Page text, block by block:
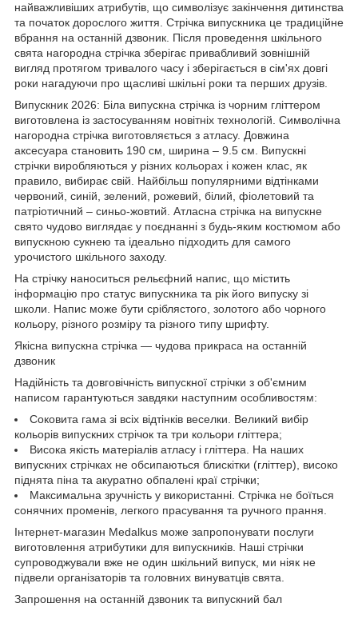
найважливіших атрибутів, що символізує закінчення дитинства
та початок дорослого життя. Стрічка випускника це традиційне
вбрання на останній дзвоник. Після проведення шкільного
свята нагородна стрічка зберігає привабливий зовнішній
вигляд протягом тривалого часу і зберігається в сім'ях довгі
роки нагадуючи про щасливі шкільні роки та перших друзів.
Випускник 2026: Біла випускна стрічка із чорним гліттером
виготовлена із застосуванням новітніх технологій. Символічна
нагородна стрічка виготовляється з атласу. Довжина
аксесуара становить 190 см, ширина – 9.5 см. Випускні
стрічки виробляються у різних кольорах і кожен клас, як
правило, вибирає свій. Найбільш популярними відтінками
червоний, синій, зелений, рожевий, білий, фіолетовий та
патріотичний – синьо-жовтий. Атласна стрічка на випускне
свято чудово виглядає у поєднанні з будь-яким костюмом або
випускною сукнею та ідеально підходить для самого
урочистого шкільного заходу.
На стрічку наноситься рельєфний напис, що містить
інформацію про статус випускника та рік його випуску зі
школи. Напис може бути сріблястого, золотого або чорного
кольору, різного розміру та різного типу шрифту.
Якісна випускна стрічка — чудова прикраса на останній
дзвоник
Надійність та довговічність випускної стрічки з об'ємним
написом гарантуються завдяки наступним особливостям:
Соковита гама зі всіх відтінків веселки. Великий вибір
кольорів випускних стрічок та три кольори гліттера;
Висока якість матеріалів атласу і гліттера. На наших
випускних стрічках не обсипаються блискітки (гліттер), високо
піднята піна та акуратно обпалені краї стрічки;
Максимальна зручність у використанні. Стрічка не боїться
сонячних променів, легкого прасування та ручного прання.
Інтернет-магазин Medalkus може запропонувати послуги
виготовлення атрибутики для випускників. Наші стрічки
супроводжували вже не один шкільний випуск, ми ніяк не
підвели організаторів та головних винуватців свята.
Запрошення на останній дзвоник та випускний бал